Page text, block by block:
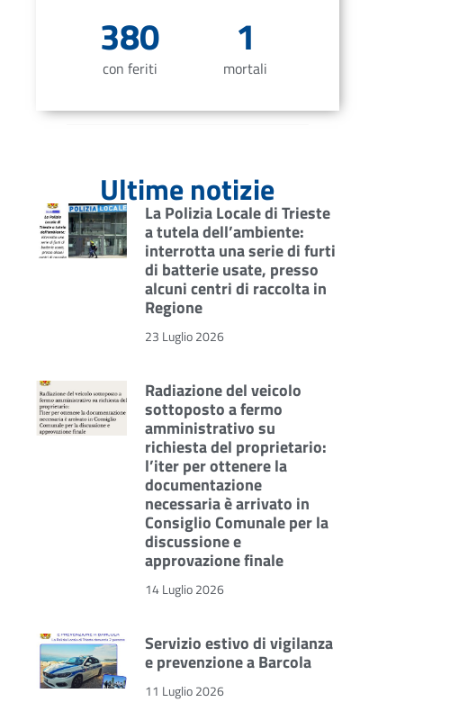
con feriti
380
mortali
1
Ultime notizie
La Polizia Locale di Trieste
a tutela dell’ambiente:
interrotta una serie di furti
di batterie usate, presso
alcuni centri di raccolta in
Regione
23 Luglio 2026
Radiazione del veicolo
sottoposto a fermo
amministrativo su
richiesta del proprietario:
l’iter per ottenere la
documentazione
necessaria è arrivato in
Consiglio Comunale per la
discussione e
approvazione finale
14 Luglio 2026
Servizio estivo di vigilanza
e prevenzione a Barcola
11 Luglio 2026